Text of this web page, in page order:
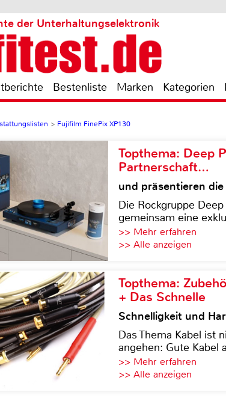
der Unterhaltungselektronik
Bestenliste Marken Kategorien
> Fujifilm FinePix XP130
Topthema: Deep
Partnerschaft…
und präsentieren
Die Rockgruppe
gemeinsam eine
>> Mehr erfahren
>> Alle anzeigen
Topthema:
+ Das Schnelle
Schnelligkeit und
Das Thema Kabel ist
angehen: Gute Kabel
>> Mehr erfahren
>> Alle anzeigen